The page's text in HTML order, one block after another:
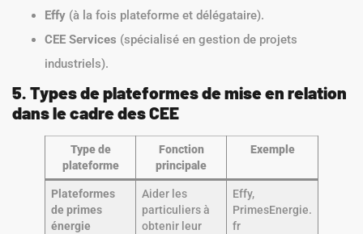
Effy (à la fois plateforme et délégataire).
CEE Services (spécialisé en gestion de projets
industriels).
5. Types de plateformes de mise en relation
dans le cadre des CEE
Type de
plateforme
Fonction
principale
Exemple
Plateformes
de primes
énergie
Aider les
particuliers à
obtenir leur
Effy,
PrimesEnergie.
fr